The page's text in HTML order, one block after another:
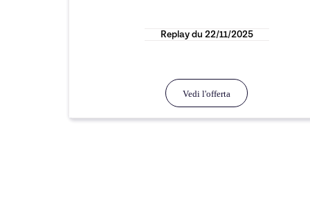
Replay du 22/11/2025
Vedi l'offerta